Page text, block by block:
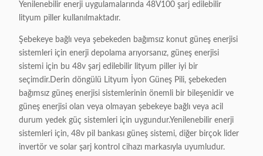
Yenilenebilir enerji uygulamalarında 48V100 şarj edilebilir
lityum piller kullanılmaktadır.
Şebekeye bağlı veya şebekeden bağımsız konut güneş enerjisi
sistemleri için enerji depolama arıyorsanız, güneş enerjisi
sistemi için bu 48v şarj edilebilir lityum piller iyi bir
seçimdir.Derin döngülü Lityum İyon Güneş Pili, şebekeden
bağımsız güneş enerjisi sistemlerinin önemli bir bileşenidir ve
güneş enerjisi olan veya olmayan şebekeye bağlı veya acil
durum yedek güç sistemleri için uygundur.Yenilenebilir enerji
sistemleri için, 48v pil bankası güneş sistemi, diğer birçok lider
invertör ve solar şarj kontrol cihazı markasıyla uyumludur.